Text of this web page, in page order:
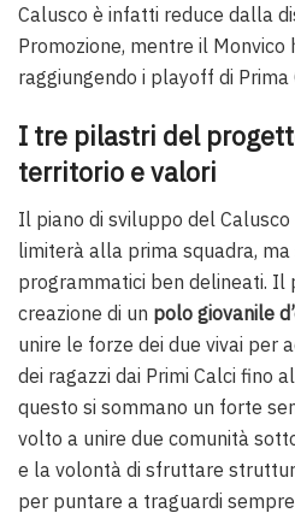
Calusco è infatti reduce dalla
Promozione, mentre il Monvico
raggiungendo i playoff di Prima
I tre pilastri del
territorio e valori
Il piano di sviluppo del Calusco
limiterà alla prima squadra,
programmatici ben delineati. Il
creazione di un polo giovanile
unire le forze dei due vivai per
dei ragazzi dai Primi Calci fino
questo si sommano un forte
volto a unire due comunità
e la volontà di sfruttare
per puntare a traguardi